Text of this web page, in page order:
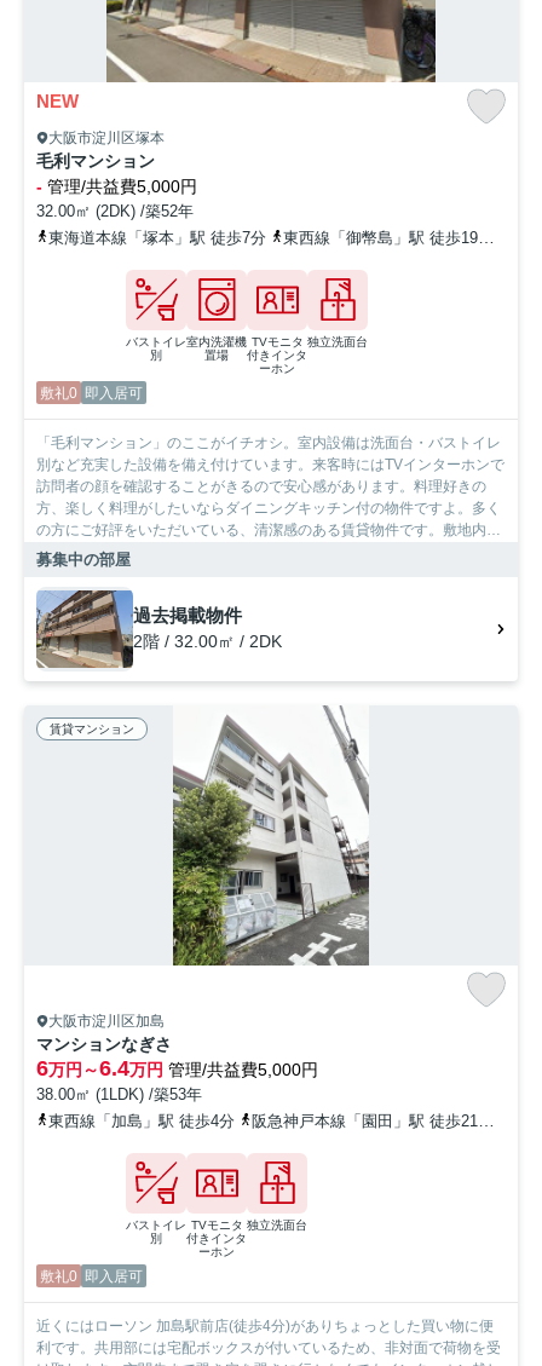
NEW
大阪市淀川区塚本
毛利マンション
- 管理/共益費5,000円
32.00㎡ (2DK) /築52年
東海道本線「塚本」駅 徒歩7分
東西線「御幣島」駅 徒歩19分
バストイレ
別
室内洗濯機
置場
TVモニタ
付きインタ
ーホン
独立洗面台
敷礼0 即入居可
「毛利マンション」のここがイチオシ。室内設備は洗面台・バストイレ
別など充実した設備を備え付けています。来客時にはTVインターホンで
訪問者の顔を確認することがきるので安心感があります。料理好きの
方、楽しく料理がしたいならダイニングキッチン付の物件ですよ。多く
の方にご好評をいただいている、清潔感のある賃貸物件です。敷地内に
居住者用の駐輪場がある物件です。当社は、多種多様な賃貸情報を取り
う、全力で努めてまいりますので、ぜひ当社にお任せ下さい。
募集中の部屋
過去掲載物件
2階 / 32.00㎡ / 2DK
賃貸マンション
大阪市淀川区加島
マンションなぎさ
6万円～6.4万円 管理/共益費5,000円
38.00㎡ (1LDK) /築53年
東西線「加島」駅 徒歩4分
阪急神戸本線「園田」駅 徒歩21分
バストイレ
別
TVモニタ
付きインタ
ーホン
独立洗面台
敷礼0 即入居可
近くにはローソン 加島駅前店(徒歩4分)がありちょっとした買い物に便
利です。共用部には宅配ボックスが付いているため、非対面で荷物を受